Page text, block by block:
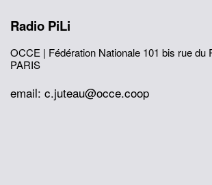
Radio PiLi
OCCE | Fédération Nationale 101 bis rue du
PARIS
email: c.juteau@occe.coop